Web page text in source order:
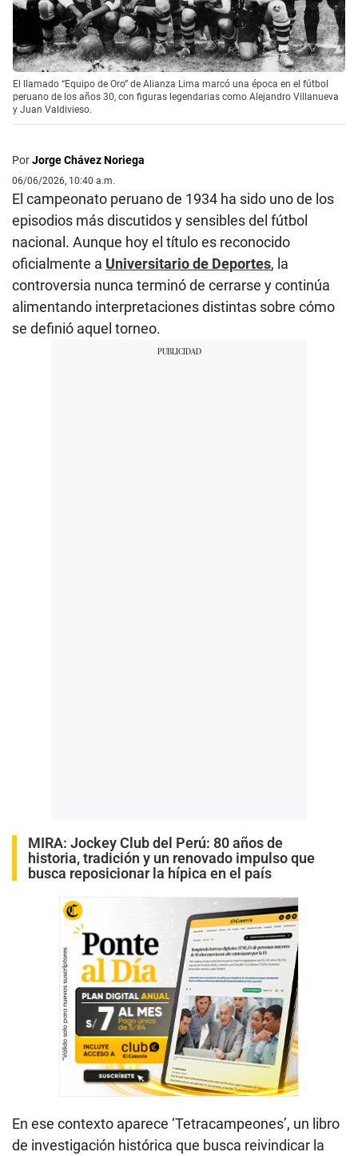
El llamado “Equipo de Oro” de Alianza Lima marcó una época en el fútbol
peruano de los años 30, con figuras legendarias como Alejandro Villanueva
y Juan Valdivieso.
PorJorge Chávez Noriega
06/06/2026, 10:40 a.m.
El campeonato peruano de 1934 ha sido uno de los
episodios más discutidos y sensibles del fútbol
nacional. Aunque hoy el título es reconocido
oficialmente a Universitario de Deportes, la
controversia nunca terminó de cerrarse y continúa
alimentando interpretaciones distintas sobre cómo
se definió aquel torneo.
MIRA: Jockey Club del Perú: 80 años de
historia, tradición y un renovado impulso que
busca reposicionar la hípica en el país
En ese contexto aparece ‘Tetracampeones’, un libro
de investigación histórica que busca reivindicar la